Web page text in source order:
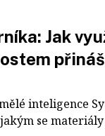
Jak
inteligence
se